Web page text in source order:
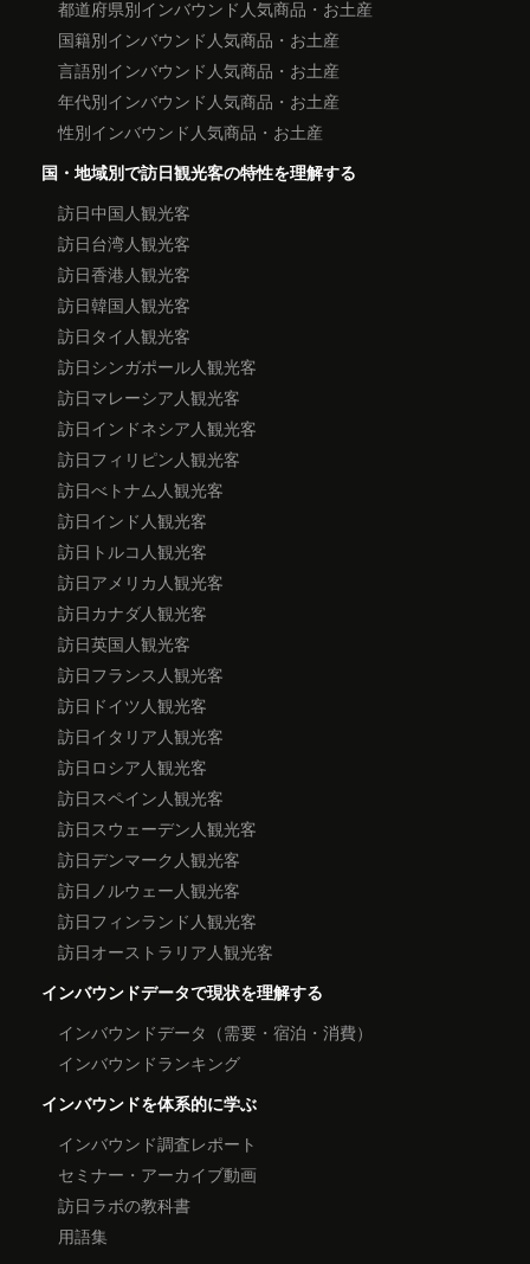
都道府県別インバウンド人気商品・お土産
国籍別インバウンド人気商品・お土産
言語別インバウンド人気商品・お土産
年代別インバウンド人気商品・お土産
性別インバウンド人気商品・お土産
国・地域別で訪日観光客の特性を理解する
訪日中国人観光客
訪日台湾人観光客
訪日香港人観光客
訪日韓国人観光客
訪日タイ人観光客
訪日シンガポール人観光客
訪日マレーシア人観光客
訪日インドネシア人観光客
訪日フィリピン人観光客
訪日べトナム人観光客
訪日インド人観光客
訪日トルコ人観光客
訪日アメリカ人観光客
訪日カナダ人観光客
訪日英国人観光客
訪日フランス人観光客
訪日ドイツ人観光客
訪日イタリア人観光客
訪日ロシア人観光客
訪日スペイン人観光客
訪日スウェーデン人観光客
訪日デンマーク人観光客
訪日ノルウェー人観光客
訪日フィンランド人観光客
訪日オーストラリア人観光客
インバウンドデータで現状を理解する
インバウンドデータ（需要・宿泊・消費）
インバウンドランキング
インバウンドを体系的に学ぶ
インバウンド調査レポート
セミナー・アーカイブ動画
訪日ラボの教科書
用語集